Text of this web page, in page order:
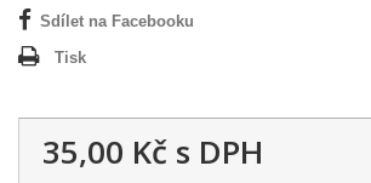
Sdílet na Facebooku
Tisk
35,00 Kč s DPH